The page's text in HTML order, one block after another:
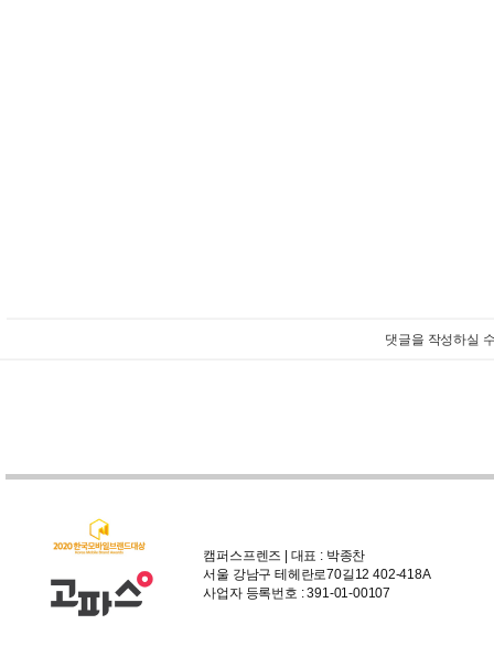
댓글을 작성하실
캠퍼스프렌즈 | 대표 : 박종찬
서울 강남구 테헤란로70길12 402-418A
사업자 등록번호 : 391-01-00107